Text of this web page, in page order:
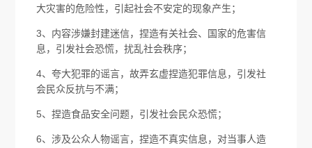
大灾害的危险性，引起社会不安定的现象产生；
3、内容涉嫌封建迷信，捏造有关社会、国家的危害信
息，引发社会恐慌，扰乱社会秩序；
4、夸大犯罪的谣言，故弄玄虚捏造犯罪信息，引发社
会民众反抗与不满；
5、捏造食品安全问题，引发社会民众恐慌；
6、涉及公众人物谣言，捏造不真实信息，对当事人造